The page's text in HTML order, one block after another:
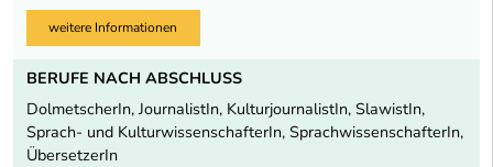
weitere Informationen
BERUFE NACH ABSCHLUSS
DolmetscherIn, JournalistIn, KulturjournalistIn, SlawistIn,
Sprach- und KulturwissenschafterIn, SprachwissenschafterIn,
ÜbersetzerIn